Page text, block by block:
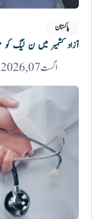
پاکستان
آزاد کشمیر میں ن لیگ کو
اگست 07, 2026